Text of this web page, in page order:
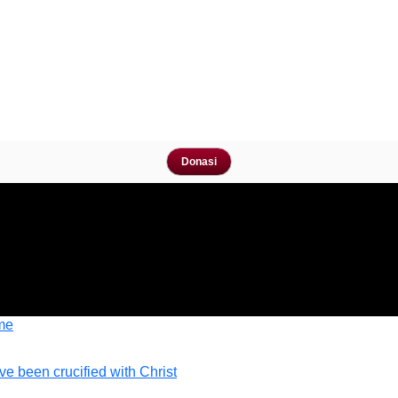
Donasi
been crucified with Christ